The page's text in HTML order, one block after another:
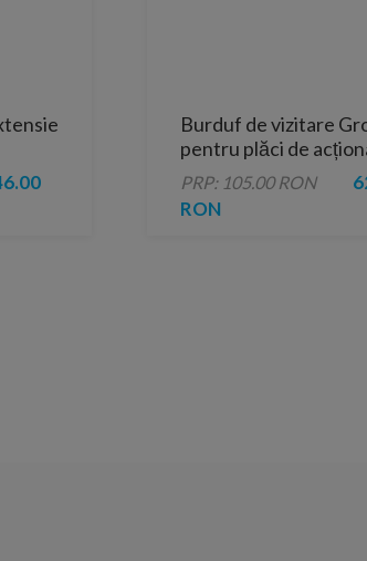
Burduf de vizitare
pentru plăci de
mici
PRP: 105.00 RON
RON